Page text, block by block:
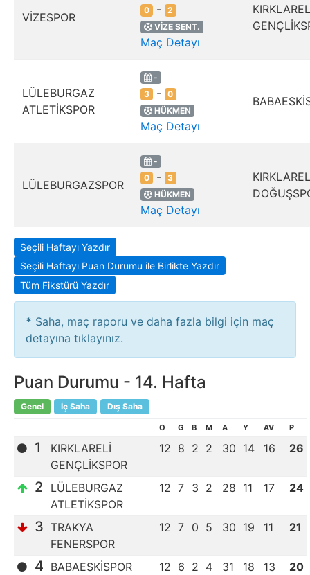
VİZESPOR
0 -
2
VİZE SENT.
Maç Detayı
LÜLEBURGAZ
ATLETİKSPOR
-
3 -
0
HÜKMEN
Maç Detayı
LÜLEBURGAZSPOR
-
0 -
3
HÜKMEN
Maç Detayı
Seçili Haftayı Yazdır
Seçili Haftayı Puan Durumu ile Birlikte Yazdır
Tüm Fikstürü Yazdır
* Saha, maç raporu ve daha fazla bilgi için maç
detayına tıklayınız.
Puan Durumu - 14. Hafta
Genel İç Saha Dış Saha
O G B M A Y AV P
1
KIRKLARELİ
GENÇLİKSPOR
12 8 2 2 30 14 16 26
2
LÜLEBURGAZ
ATLETİKSPOR
12 7 3 2 28 11 17 24
3 TRAKYA
FENERSPOR
12 7 0 5 30 19 11 21
4 BABAESKİSPOR 12 6 2 4 31 18 13 20